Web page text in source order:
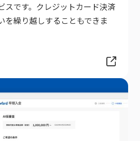
スです。クレジットカード決済
を繰り越しすることもできま